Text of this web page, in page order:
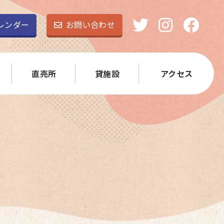
ンダー お問い合わせ
直売所 貸施設 アクセス